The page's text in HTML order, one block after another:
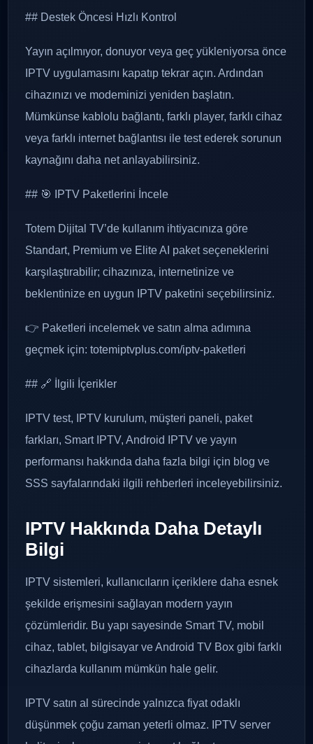
## Destek Öncesi Hızlı Kontrol
Yayın açılmıyor, donuyor veya geç yükleniyorsa önce
IPTV uygulamasını kapatıp tekrar açın. Ardından
cihazınızı ve modeminizi yeniden başlatın.
Mümkünse kablolu bağlantı, farklı player, farklı cihaz
veya farklı internet bağlantısı ile test ederek sorunun
kaynağını daha net anlayabilirsiniz.
## 🎯 IPTV Paketlerini İncele
Totem Dijital TV’de kullanım ihtiyacınıza göre
Standart, Premium ve Elite AI paket seçeneklerini
karşılaştırabilir; cihazınıza, internetinize ve
beklentinize en uygun IPTV paketini seçebilirsiniz.
👉 Paketleri incelemek ve satın alma adımına
geçmek için: totemiptvplus.com/iptv-paketleri
## 🔗 İlgili İçerikler
IPTV test, IPTV kurulum, müşteri paneli, paket
farkları, Smart IPTV, Android IPTV ve yayın
performansı hakkında daha fazla bilgi için blog ve
SSS sayfalarındaki ilgili rehberleri inceleyebilirsiniz.
IPTV Hakkında Daha Detaylı
Bilgi
IPTV sistemleri, kullanıcıların içeriklere daha esnek
şekilde erişmesini sağlayan modern yayın
çözümleridir. Bu yapı sayesinde Smart TV, mobil
cihaz, tablet, bilgisayar ve Android TV Box gibi farklı
cihazlarda kullanım mümkün hale gelir.
IPTV satın al sürecinde yalnızca fiyat odaklı
düşünmek çoğu zaman yeterli olmaz. IPTV server